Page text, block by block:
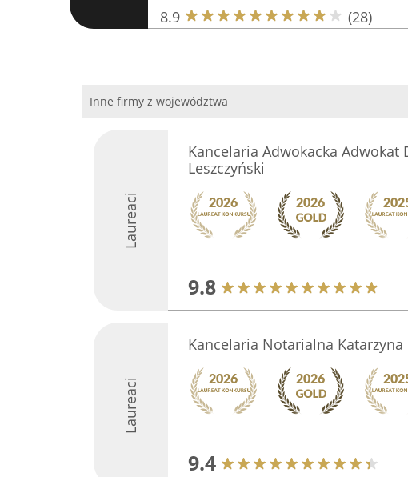
8.9 (28)
Inne firmy z województwa
Laureaci
Kancelaria Adwokacka Adwokat
Leszczyński
9.8
Laureaci
Kancelaria Notarialna Katarzyna
9.4